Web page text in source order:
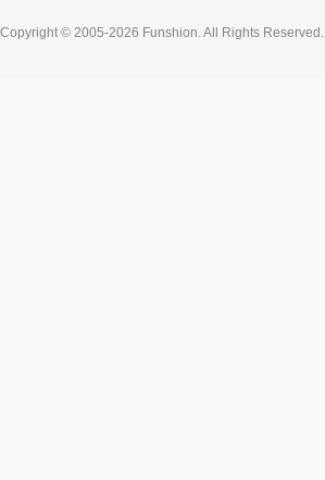
Copyright © 2005-2026 Funshion. All Rights Reserved.